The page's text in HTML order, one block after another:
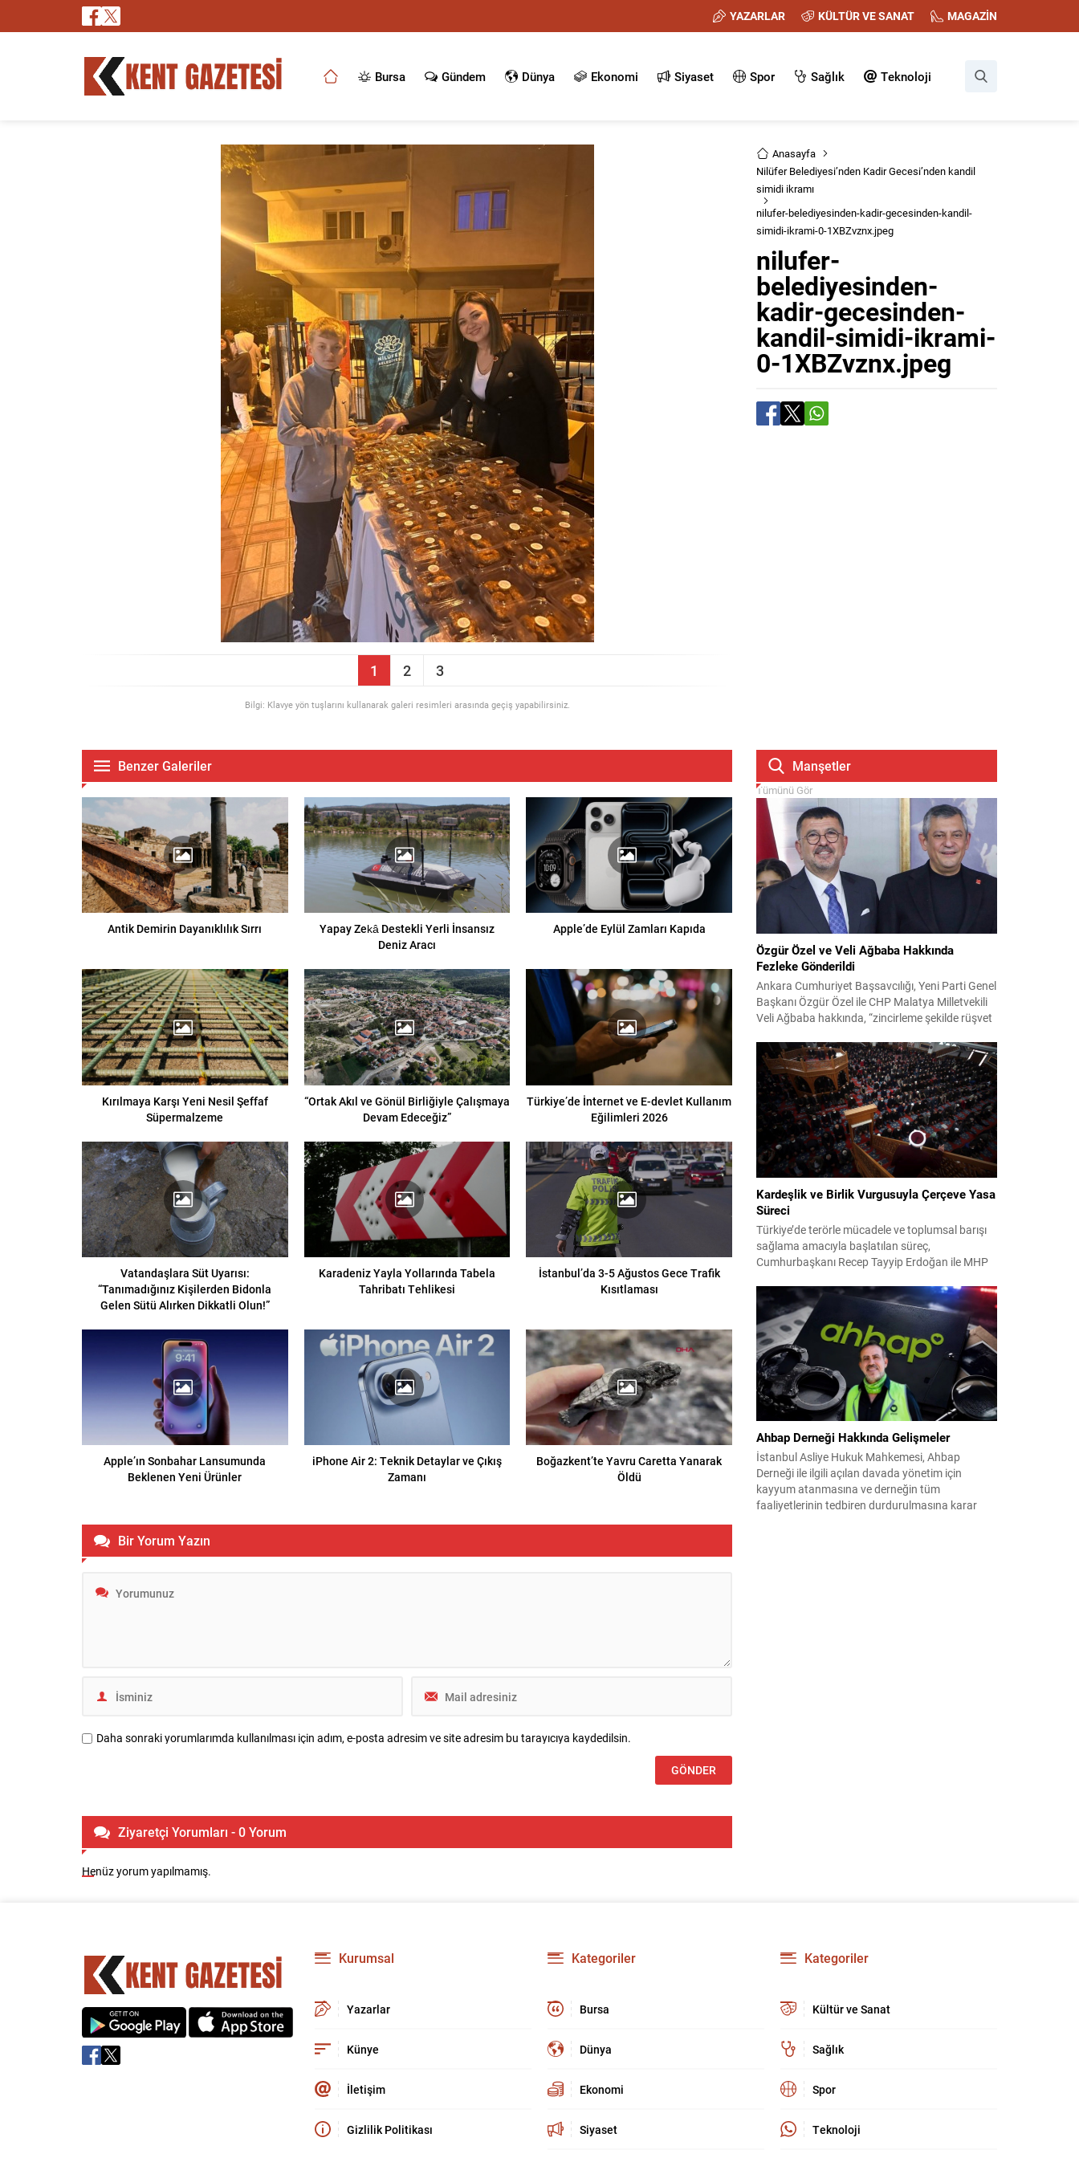
YAZARLAR KÜLTÜR VE SANAT MAGAZİN
Bursa Gündem Dünya Ekonomi Siyaset Spor Sağlık Teknoloji
1 2 3
Bilgi: Klavye yön tuşlarını kullanarak galeri resimleri arasında geçiş yapabilirsiniz.
Anasayfa
Nilüfer Belediyesi’nden Kadir Gecesi’nden kandil
simidi ikramı
nilufer-belediyesinden-kadir-gecesinden-kandil-
simidi-ikrami-0-1XBZvznx.jpeg
nilufer-
belediyesinden-
kadir-gecesinden-
kandil-simidi-ikrami-
0-1XBZvznx.jpeg
Benzer Galeriler
Antik Demirin Dayanıklılık Sırrı
Yapay Zekâ Destekli Yerli İnsansız
Deniz Aracı
Apple’de Eylül Zamları Kapıda
Kırılmaya Karşı Yeni Nesil Şeffaf
Süpermalzeme
“Ortak Akıl ve Gönül Birliğiyle Çalışmaya
Devam Edeceğiz”
Türkiye’de İnternet ve E-devlet Kullanım
Eğilimleri 2026
Vatandaşlara Süt Uyarısı:
“Tanımadığınız Kişilerden Bidonla
Gelen Sütü Alırken Dikkatli Olun!”
Karadeniz Yayla Yollarında Tabela
Tahribatı Tehlikesi
İstanbul’da 3-5 Ağustos Gece Trafik
Kısıtlaması
Apple’ın Sonbahar Lansumunda
Beklenen Yeni Ürünler
iPhone Air 2: Teknik Detaylar ve Çıkış
Zamanı
Boğazkent’te Yavru Caretta Yanarak
Öldü
Bir Yorum Yazın
Daha sonraki yorumlarımda kullanılması için adım, e-posta adresim ve site adresim bu tarayıcıya kaydedilsin.
Ziyaretçi Yorumları - 0 Yorum
Henüz yorum yapılmamış.
Manşetler
Tümünü Gör
Özgür Özel ve Veli Ağbaba Hakkında
Fezleke Gönderildi
Ankara Cumhuriyet Başsavcılığı, Yeni Parti Genel
Başkanı Özgür Özel ile CHP Malatya Milletvekili
Veli Ağbaba hakkında, “zincirleme şekilde rüşvet
Adalet Bakanlığı’na sevk etti. Fezlekeler, 31 Mart
2024 yerel seçimleri ve 4-5 Kasım 2023’teki CHP
38. Olağan Kurultayı sürecine ilişkin iddiaları
kapsıyor. Daha önce Antalya ve İstanbul...
Kardeşlik ve Birlik Vurgusuyla Çerçeve Yasa
Süreci
Türkiye’de terörle mücadele ve toplumsal barışı
sağlama amacıyla başlatılan süreç,
Cumhurbaşkanı Recep Tayyip Erdoğan ile MHP
bir döneme girdi. Yaklaşık iki yıldır devam eden
çalışmaların ardından şimdi sürecin yasal zemini,
12 maddelik bir çerçeve yasa ile şekillendiriliyor.
Bugün komisyonda görüşülecek olan bu yasa
taslağı,...
Ahbap Derneği Hakkında Gelişmeler
İstanbul Asliye Hukuk Mahkemesi, Ahbap
Derneği ile ilgili açılan davada yönetim için
kayyum atanmasına ve derneğin tüm
faaliyetlerinin tedbiren durdurulmasına karar
Kurumsal
Yazarlar
Künye
İletişim
Gizlilik Politikası
Kategoriler
Bursa
Dünya
Ekonomi
Siyaset
Kategoriler
Kültür ve Sanat
Sağlık
Spor
Teknoloji